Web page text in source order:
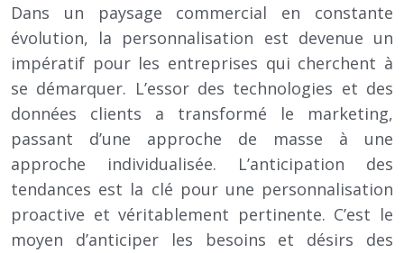
Dans un paysage commercial en constante
évolution, la personnalisation est devenue un
impératif pour les entreprises qui cherchent à
se démarquer. L’essor des technologies et des
données clients a transformé le marketing,
passant d’une approche de masse à une
approche individualisée. L’anticipation des
tendances est la clé pour une personnalisation
proactive et véritablement pertinente. C’est le
moyen d’anticiper les besoins et désirs des